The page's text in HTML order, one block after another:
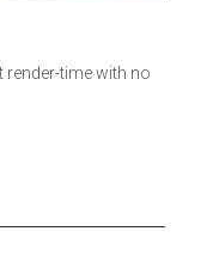
render-time with no